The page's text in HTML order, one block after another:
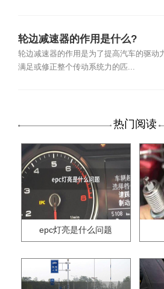
轮边减速器的作用是什么?
轮边减速器的作用是为了提高汽车的驱动
满足或修正整个传动系统力的匹...
热门阅读
epc灯亮是什么问题